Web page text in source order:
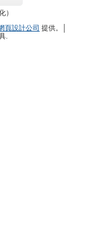
）
頁設計公司 提供。│
.